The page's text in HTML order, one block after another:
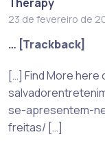
23 de fevereiro de
… [Trackback]
[…] Find More here
se-apresentem-
freitas/ […]